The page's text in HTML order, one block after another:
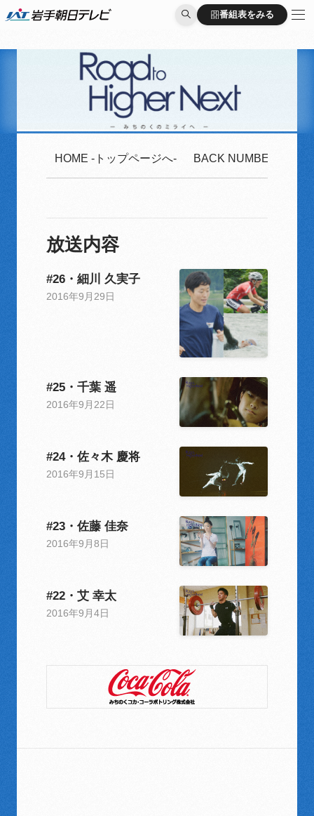
番組表をみる
番組表をみる
HOME -トップページへ- BACK NUMBER -2020
放送内容
#26・細川 久実子
2016年9月29日
#25・千葉 遥
2016年9月22日
#24・佐々木 慶将
2016年9月15日
#23・佐藤 佳奈
2016年9月8日
#22・艾 幸太
2016年9月4日